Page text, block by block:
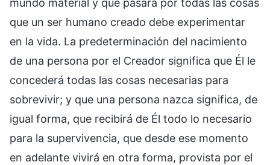
mundo material y que pasará por todas las cosas
que un ser humano creado debe experimentar
en la vida. La predeterminación del nacimiento
de una persona por el Creador significa que Él le
concederá todas las cosas necesarias para
sobrevivir; y que una persona nazca significa, de
igual forma, que recibirá de Él todo lo necesario
para la supervivencia, que desde ese momento
en adelante vivirá en otra forma, provista por el